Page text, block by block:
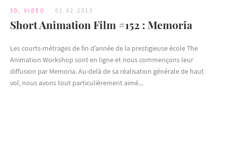
3D VIDEO 02.02.2013
Short Animation Film #152 : Memoria
Les courts-métrages de fin d’année de la prestigieuse école The
Animation Workshop sont en ligne et nous commençons leur
diffusion par Memoria. Au-delà de sa réalisation générale de haut
vol, nous avons tout particulièrement aimé...